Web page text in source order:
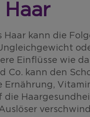
kann die
Einflüsse wie
Co. kann den
Ernährung,
die